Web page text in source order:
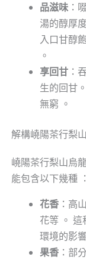
品滋味：
湯的醇厚
入口甘醇
。
享回甘：
生的回甘
無窮 。
解構嶢陽茶行梨
嶢陽茶行梨山烏
能包含以下幾種 ：
花香：高
花等 。
環境的影
果香：部